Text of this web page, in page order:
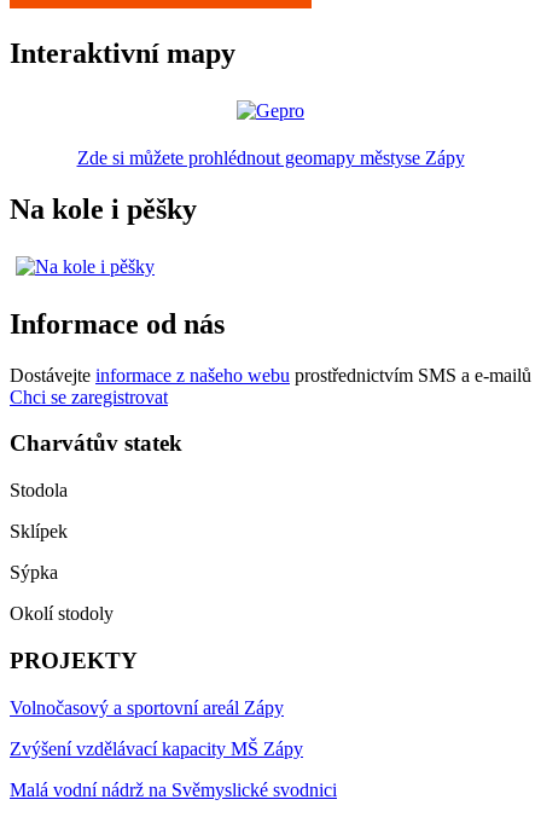
Interaktivní mapy
Zde si můžete prohlédnout geomapy městyse Zápy
Na kole i pěšky
Informace od nás
Dostávejte informace z našeho webu prostřednictvím SMS a e-mailů
Chci se zaregistrovat
Charvátův statek
Stodola
Sklípek
Sýpka
Okolí stodoly
PROJEKTY
Volnočasový a sportovní areál Zápy
Zvýšení vzdělávací kapacity MŠ Zápy
Malá vodní nádrž na Svěmyslické svodnici